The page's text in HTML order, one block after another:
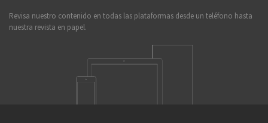
Revisa nuestro contenido en todas las plataformas desde un teléfono hasta
nuestra revista en papel.